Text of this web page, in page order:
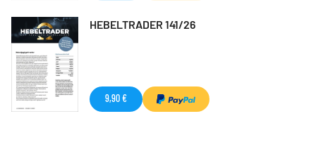
HEBELTRADER 141/26
9,90 €